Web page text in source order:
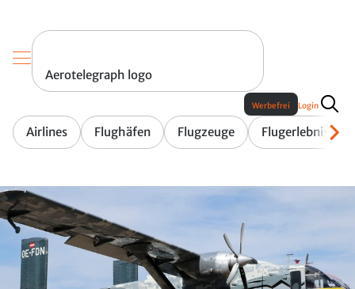
Aerotelegraph logo
Airlines Flughäfen Flugzeuge Flugerlebnis
Werbefrei Login